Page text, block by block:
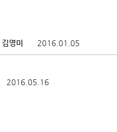
영미 2016.01.05
2016.05.16